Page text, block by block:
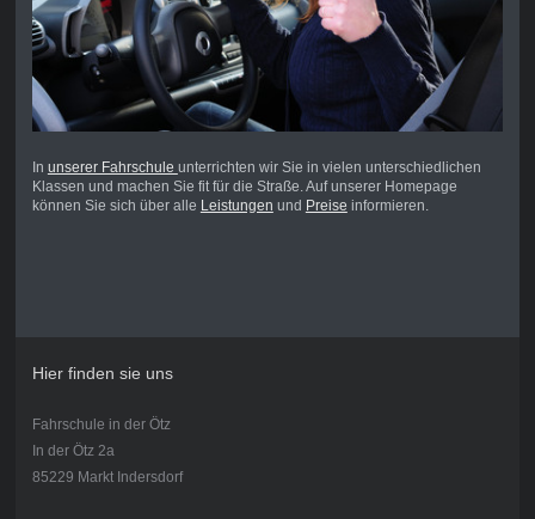
In unserer Fahrschule unterrichten wir Sie in vielen unterschiedlichen
Klassen und machen Sie fit für die Straße. Auf unserer Homepage
können Sie sich über alle Leistungen und Preise informieren.
Hier finden sie uns
Fahrschule in der Ötz
In der Ötz 2a
85229 Markt Indersdorf